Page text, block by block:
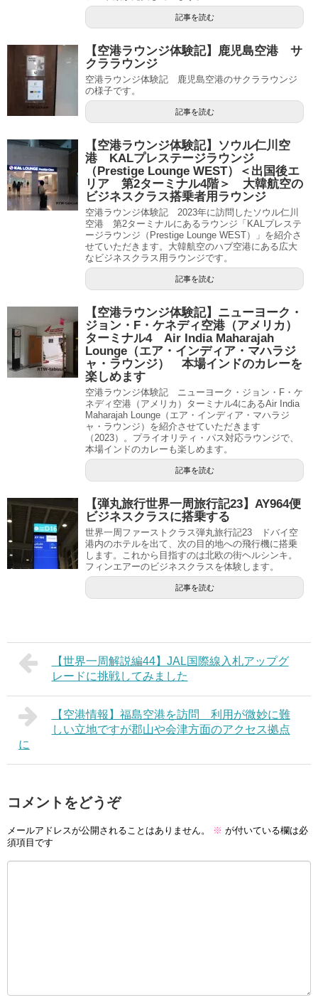
記事を読む
【空港ラウンジ体験記】鹿児島空港 サ
クララウンジ
空港ラウンジ体験記 鹿児島空港のサクララウンジ
の様子です。
記事を読む
【空港ラウンジ体験記】ソウル仁川空
港 KALプレステージラウンジ
（Prestige Lounge WEST）＜出国後エ
リア 第2ターミナル4階＞ 大韓航空の
ビジネスクラス搭乗者用ラウンジ
空港ラウンジ体験記 2023年に訪問したソウル仁川
空港 第2ターミナルにあるラウンジ「KALプレステ
ージラウンジ（Prestige Lounge WEST）」を紹介さ
せていただきます。大韓航空のハブ空港にある広大
なビジネスクラス用ラウンジです。
記事を読む
【空港ラウンジ体験記】ニューヨーク・
ジョン・F・ケネディ空港（アメリカ）
ターミナル4 Air India Maharajah
Lounge（エア・インディア・マハラジ
ャ・ラウンジ） 本場インドのカレーを
楽しめます
空港ラウンジ体験記 ニューヨーク・ジョン・F・ケ
ネディ空港（アメリカ）ターミナル4にあるAir India
Maharajah Lounge（エア・インディア・マハラジ
ャ・ラウンジ）を紹介させていただきます
（2023）。プライオリティ・パス対応ラウンジで、
本場インドのカレーも楽しめます。
記事を読む
【弾丸旅行世界一周旅行記23】AY964便
ビジネスクラスに搭乗する
世界一周ファーストクラス弾丸旅行記23 ドバイ空
港内のホテルを出て、次の目的地への飛行機に搭乗
します。これから目指すのは北欧の街ヘルシンキ。
フィンエアーのビジネスクラスを体験します。
記事を読む
【世界一周解説編44】JAL国際線入札アップグ
レードに挑戦してみました
【空港情報】福島空港を訪問 利用が微妙に難
しい立地ですが郡山や会津方面のアクセス拠点
に
コメントをどうぞ
メールアドレスが公開されることはありません。 ※ が付いている欄は必
須項目です